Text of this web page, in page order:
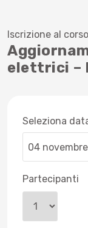
Iscrizione al corso
elettrici –
Seleziona
Partecipanti